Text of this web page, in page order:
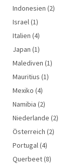
Indonesien (2)
Israel(1)
Italien (4)
Japan (1)
Malediven (1)
Mauritius (1)
Mexiko (4)
Namibia (2)
Niederlande (2)
Österreich (2)
Portugal(4)
Querbeet(8)